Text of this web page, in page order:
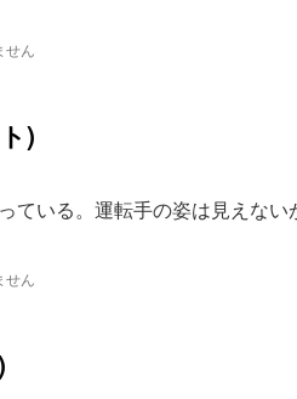
せん
)
ている。運転手の姿は見えない
せん